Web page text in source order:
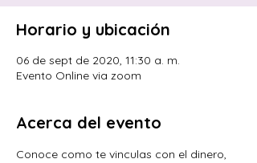
Horario y ubicación
06 de sept de 2020, 11:30 a. m.
Evento Online via zoom
Acerca del evento
Conoce como te vinculas con el dinero,